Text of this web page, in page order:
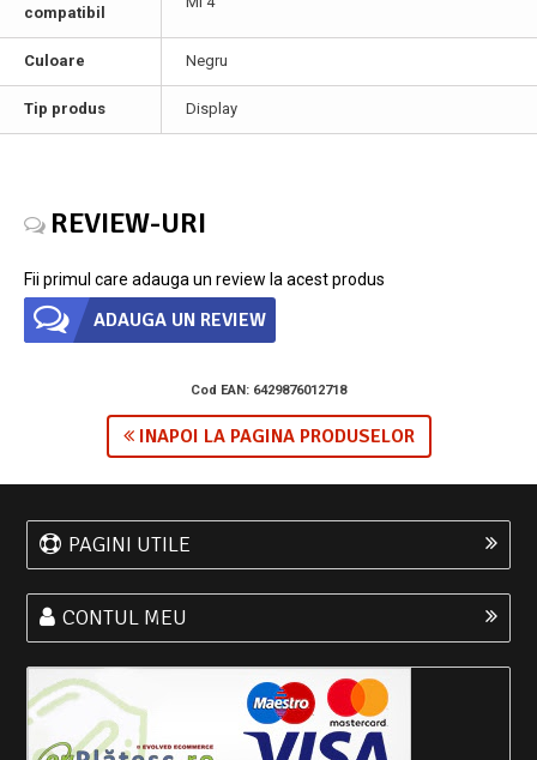
compatibil
Culoare Negru
Tip produs Display
REVIEW-URI
Fii primul care adauga un review la acest produs
ADAUGA UN REVIEW
Cod EAN: 6429876012718
INAPOI LA PAGINA PRODUSELOR
PAGINI UTILE
CONTUL MEU